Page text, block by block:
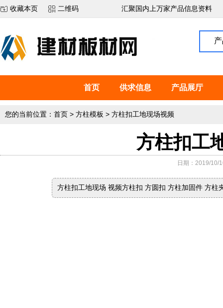
收藏本页 二维码 汇聚国内上万家产品信息资料
首页 供求信息 产品展厅
您的当前位置： 首页 > 方柱模板 > 方柱扣工地现场视频
方柱扣工
日期：2019/10/
方柱扣工地现场 视频方柱扣 方圆扣 方柱加固件 方柱